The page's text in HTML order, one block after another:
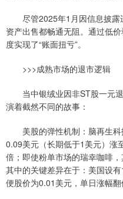
尽管2025年1月因信息披露
资产出售都畅通无阻。通过低
度实现了“账面扭亏”。
>>>成熟市场的退市逻辑
当中银绒业因非ST股一元退
演着截然不同的故事：
美股的弹性机制：脑再生科
0.09美元（长期低于1美元）涨
倍；即使粉单市场的瑞幸咖啡
其中的关键差异在于：美国设
便股价为0.01美元，单日涨幅翻